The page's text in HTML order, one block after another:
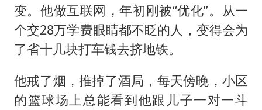
变。他做互联网，年初刚被“优化”。从一
个交28万学费眼睛都不眨的人，变得会为
了省十几块打车钱去挤地铁。
他戒了烟，推掉了酒局，每天傍晚，小区
的篮球场上总能看到他跟儿子一对一斗